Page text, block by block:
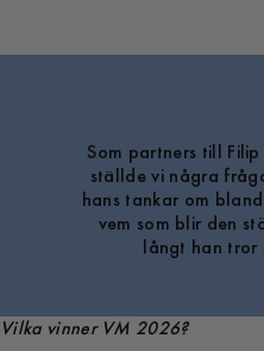
Som partners till
ställde vi några
hans tankar om
vem som blir den
långt han tror
Vilka vinner VM 2026?